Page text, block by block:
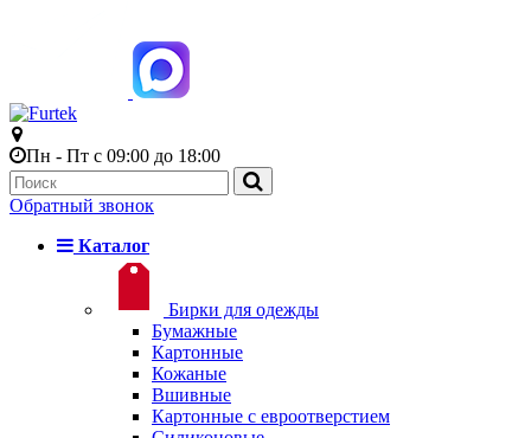
Пн - Пт с 09:00 до 18:00
Обратный звонок
Каталог
Бирки для одежды
Бумажные
Картонные
Кожаные
Вшивные
Картонные с евроотверстием